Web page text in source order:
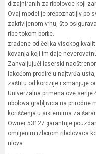
dizajniranih za ribolovce koji
Ovaj model je prepoznatljiv po
zakrivljenom vrhu, što
ribe tokom borbe.
zrađene od čelika visokog
kovanja koji im daje
Zahvaljujući laserski
lakoćom prodire u najtvrđa
zaštitu od korozije i smanjuje
Univerzalna primena ove
ribolova grabljivica na prirodne
korišćenja u sistemima za
Owner 53127 garantuje
omiljenim izborom ribolovaca
ulova.